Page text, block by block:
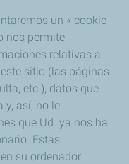
un « cookie
nos permite
relativas a
sitio (las páginas
etc.), datos que
y, así, no le
que Ud. ya nos ha
Estas
su ordenador